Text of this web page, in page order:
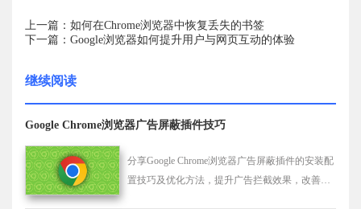
上一篇：如何在Chrome浏览器中恢复丢失的书签
下一篇：Google浏览器如何提升用户与网页互动的体验
继续阅读
Google Chrome浏览器广告屏蔽插件技巧
分享Google Chrome浏览器广告屏蔽插件的安装配
置技巧及优化方法，提升广告拦截效果，改善浏